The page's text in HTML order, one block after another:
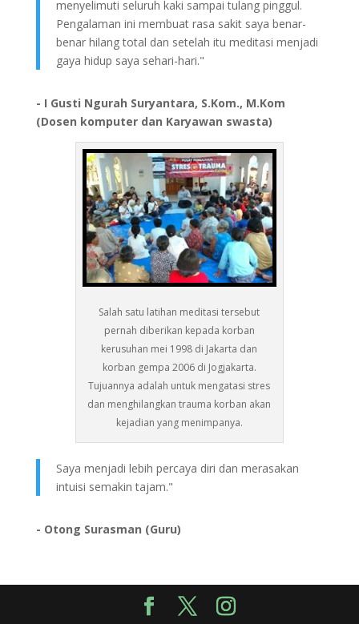
menyelimuti seluruh kaki sampai tulang pinggul.
Pengalaman ini membuat rasa sakit saya benar-
benar hilang total dan setelah itu meditasi menjadi
gaya hidup saya sehari-hari."
- I Gusti Ngurah Suryantara, S.Kom., M.Kom
(Dosen komputer dan Karyawan swasta)
Salah satu latihan meditasi tersebut
pernah diberikan kepada korban
kerusuhan mei 1998 di Jakarta dan
korban gempa 2006 di Jogjakarta.
Tujuannya adalah untuk mengatasi stres
dan menghilangkan trauma korban akan
kejadian yang menimpanya.
Saya menjadi lebih percaya diri dan merasakan
intuisi semakin tajam."
- Otong Surasman (Guru)